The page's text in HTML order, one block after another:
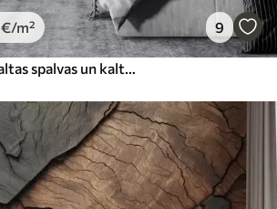
€/m² 9